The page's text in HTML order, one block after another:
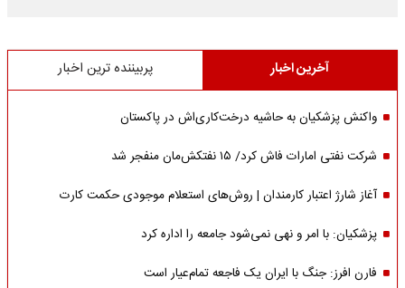
آخرین اخبار پربیننده ترین اخبار
واکنش پزشکیان به حاشیه درخت‌کاری‌اش در پاکستان
شرکت نفتی امارات فاش کرد/ ۱۵ نفتکش‌مان منفجر شد
آغاز شارژ اعتبار کارمندان | روش‌های استعلام موجودی حکمت کارت
پزشکیان: با امر و نهی نمی‌شود جامعه را اداره کرد
فارن افرز: جنگ با ایران یک فاجعه تمام‌عیار است